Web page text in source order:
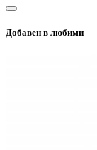
Добавен в любими